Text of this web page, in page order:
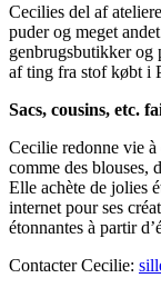
Cecilies del af
puder og meget
genbrugsbutikker og
af ting fra stof købt i
Sacs, cousins, etc.
Cecilie redonne vie
comme des blouses,
Elle achète de jolies
internet pour ses
étonnantes à partir
Contacter Cecilie: